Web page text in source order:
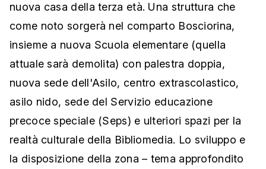
nuova casa della terza età. Una struttura che
come noto sorgerà nel comparto Bosciorina,
insieme a nuova Scuola elementare (quella
attuale sarà demolita) con palestra doppia,
nuova sede dell'Asilo, centro extrascolastico,
asilo nido, sede del Servizio educazione
precoce speciale (Seps) e ulteriori spazi per la
realtà culturale della Bibliomedia. Lo sviluppo e
la disposizione della zona – tema approfondito